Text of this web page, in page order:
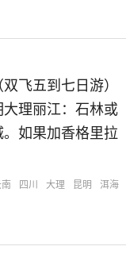
飞五到七日游）
大理丽江：石林或
如果加香格里拉
四川 大理 昆明 洱海